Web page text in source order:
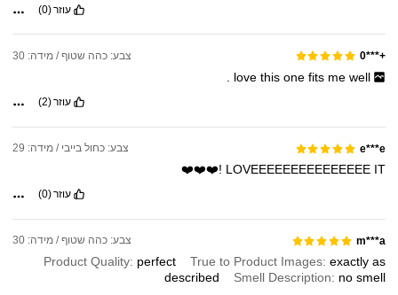
עוזר(0)
+***0 צבע: כהה שטוף / מידה: 30
lovethisonefits mewell
עוזר(2)
e***e צבע: כחול בייבי / מידה: 29
LOVEEEEEEEEEEEEEEE IT
!❤️❤️❤️
עוזר(0)
m***a צבע: כהה שטוף / מידה: 30
Product Quality: perfect True to Product Images: exactly as
described
Smell Description: no smell